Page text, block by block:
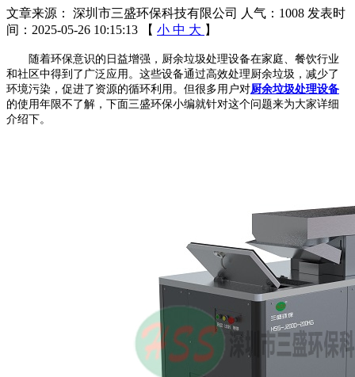
文章来源： 深圳市三盛环保科技有限公司 人气：1008 发表时
间：2025-05-26 10:15:13
【 小 中 大 】
随着环保意识的日益增强，厨余垃圾处理设备在家庭、餐饮行业
和社区中得到了广泛应用。这些设备通过高效处理厨余垃圾，减少了
环境污染，促进了资源的循环利用。但很多用户对厨余垃圾处理设备
的使用年限不了解，下面三盛环保小编就针对这个问题来为大家详细
介绍下。